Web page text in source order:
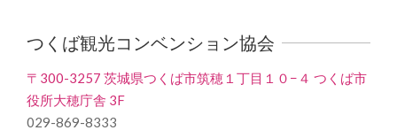
つくば観光コンベンション協会
〒300-3257 茨城県つくば市筑穂１丁目１０−４ つくば市
役所大穂庁舎 3F
029-869-8333